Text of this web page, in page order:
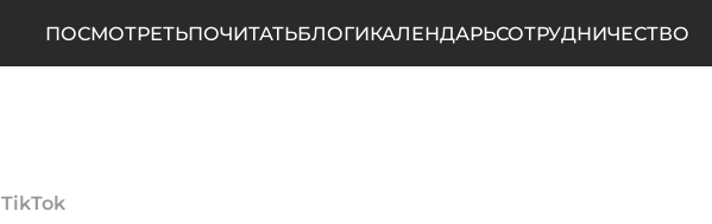
ПОСМОТРЕТЬПОЧИТАТЬБЛОГИКАЛЕНДАРЬСОТРУДНИЧЕСТВО
TikTok